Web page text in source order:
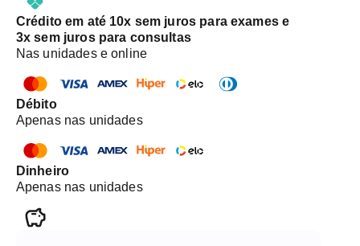
Crédito em até 10x sem juros para exames e
3x sem juros para consultas
Nas unidades e online
Débito
Apenas nas unidades
Dinheiro
Apenas nas unidades